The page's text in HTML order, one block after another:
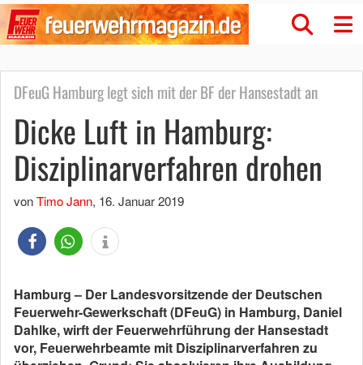
DFeuG Hamburg legt sich mit der BF der Hansestadt an
Dicke Luft in Hamburg:
Disziplinarverfahren drohen
vonTimo Jann, 16. Januar 2019
Hamburg – Der Landesvorsitzende der Deutschen
Feuerwehr-Gewerkschaft (DFeuG) in Hamburg, Daniel
Dahlke, wirft der Feuerwehrführung der Hansestadt
vor, Feuerwehrbeamte mit Disziplinarverfahren zu